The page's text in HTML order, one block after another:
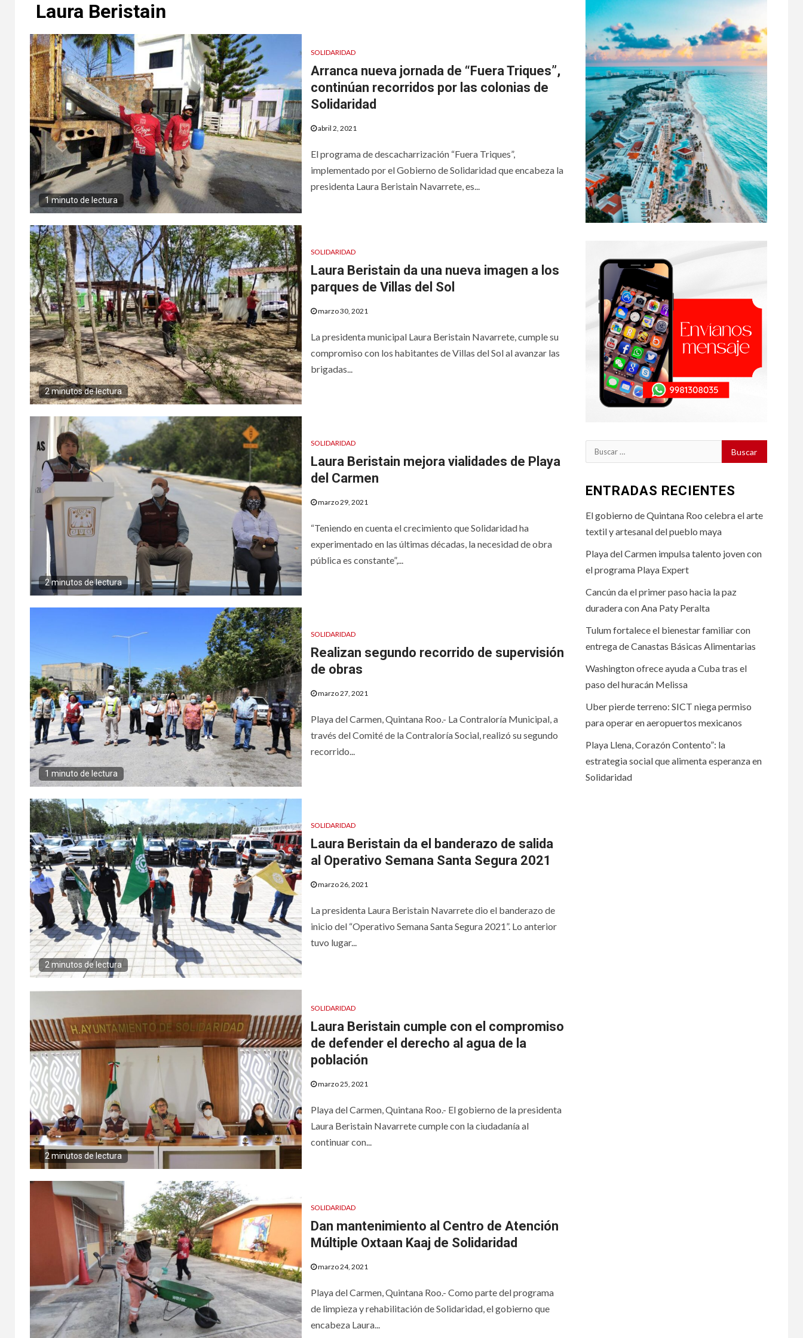
Laura Beristain
1 minuto de lectura
SOLIDARIDAD
Arranca nueva jornada de “Fuera Triques”,
continúan recorridos por las colonias de
Solidaridad
abril 2, 2021
El programa de descacharrización “Fuera Triques”,
implementado por el Gobierno de Solidaridad que encabeza la
presidenta Laura Beristain Navarrete, es...
2 minutos de lectura
SOLIDARIDAD
Laura Beristain da una nueva imagen a los
parques de Villas del Sol
marzo 30, 2021
La presidenta municipal Laura Beristain Navarrete, cumple su
compromiso con los habitantes de Villas del Sol al avanzar las
brigadas...
2 minutos de lectura
SOLIDARIDAD
Laura Beristain mejora vialidades de Playa
del Carmen
marzo 29, 2021
“Teniendo en cuenta el crecimiento que Solidaridad ha
experimentado en las últimas décadas, la necesidad de obra
pública es constante”,...
1 minuto de lectura
SOLIDARIDAD
Realizan segundo recorrido de supervisión
de obras
marzo 27, 2021
Playa del Carmen, Quintana Roo.- La Contraloría Municipal, a
través del Comité de la Contraloría Social, realizó su segundo
recorrido...
2 minutos de lectura
SOLIDARIDAD
Laura Beristain da el banderazo de salida
al Operativo Semana Santa Segura 2021
marzo 26, 2021
La presidenta Laura Beristain Navarrete dio el banderazo de
inicio del “Operativo Semana Santa Segura 2021”. Lo anterior
tuvo lugar...
2 minutos de lectura
SOLIDARIDAD
Laura Beristain cumple con el compromiso
de defender el derecho al agua de la
población
marzo 25, 2021
Playa del Carmen, Quintana Roo.- El gobierno de la presidenta
Laura Beristain Navarrete cumple con la ciudadanía al
continuar con...
SOLIDARIDAD
Dan mantenimiento al Centro de Atención
Múltiple Oxtaan Kaaj de Solidaridad
marzo 24, 2021
Playa del Carmen, Quintana Roo.- Como parte del programa
de limpieza y rehabilitación de Solidaridad, el gobierno que
encabeza Laura...
Buscar:
ENTRADAS RECIENTES
El gobierno de Quintana Roo celebra el arte
textil y artesanal del pueblo maya
Playa del Carmen impulsa talento joven con
el programa Playa Expert
Cancún da el primer paso hacia la paz
duradera con Ana Paty Peralta
Tulum fortalece el bienestar familiar con
entrega de Canastas Básicas Alimentarias
Washington ofrece ayuda a Cuba tras el
paso del huracán Melissa
Uber pierde terreno: SICT niega permiso
para operar en aeropuertos mexicanos
Playa Llena, Corazón Contento”: la
estrategia social que alimenta esperanza en
Solidaridad